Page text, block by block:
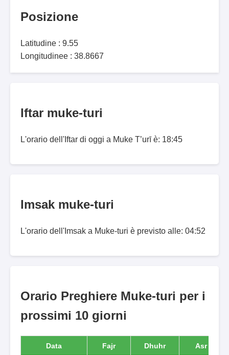
Posizione
Latitudine : 9.55
Longitudinee : 38.8667
Iftar muke-turi
L'orario dell'Iftar di oggi a Muke T’urī è: 18:45
Imsak muke-turi
L'orario dell'Imsak a Muke-turi è previsto alle: 04:52
Orario Preghiere Muke-turi per i
prossimi 10 giorni
Data Fajr Dhuhr Asr